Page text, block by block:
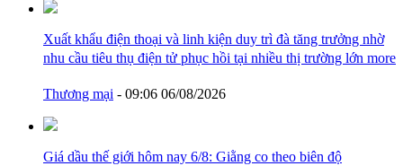
Xuất khẩu điện thoại và linh kiện duy trì đà tăng trưởng nhờ
nhu cầu tiêu thụ điện tử phục hồi tại nhiều thị trường lớn more
Thương mại - 09:06 06/08/2026
Giá dầu thế giới hôm nay 6/8: Giằng co theo biên độ